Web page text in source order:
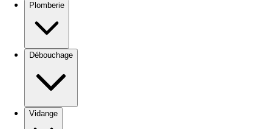
Plomberie
Débouchage
Vidange